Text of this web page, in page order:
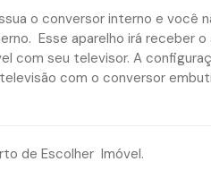
o conversor interno e você
Esse aparelho irá receber
com seu televisor. A
com o conversor
de Escolher Imóvel.